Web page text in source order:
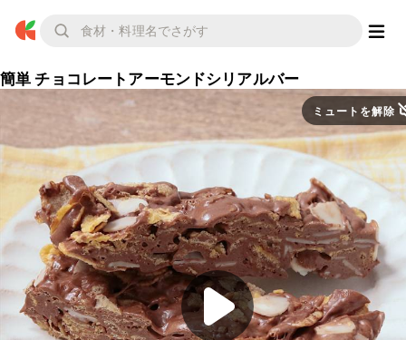
簡単 チョコレートアーモンドシリアルバー
ミュートを解除